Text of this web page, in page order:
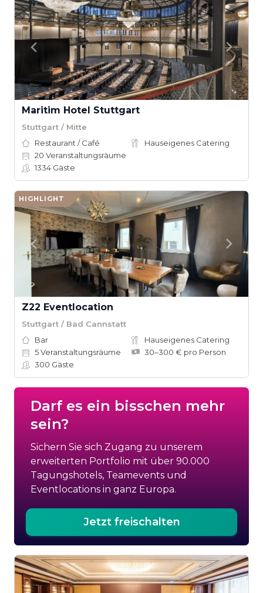
Maritim Hotel Stuttgart
Stuttgart / Mitte
Restaurant / Café
Hauseigenes Catering
20 Veranstaltungsräume
1334 Gäste
HIGHLIGHT
Z22 Eventlocation
Stuttgart / Bad Cannstatt
Bar
Hauseigenes Catering
5Veranstaltungsräume
30–300 € pro Person
300 Gäste
Darf es ein bisschen mehr
sein?
Sichern Sie sich Zugang zu unserem
erweiterten Portfolio mit über 90.000
Tagungshotels, Teamevents und
Eventlocations in ganz Europa.
Jetzt freischalten